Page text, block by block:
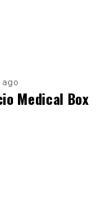
ago
Medical Box